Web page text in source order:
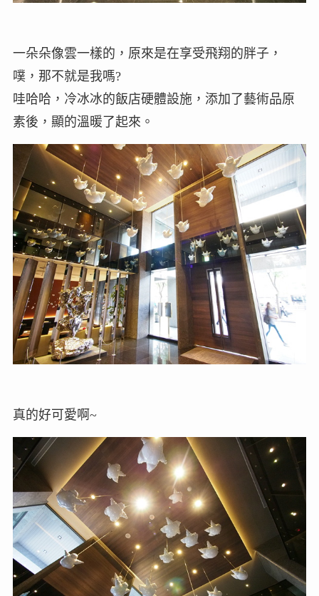
一朵朵像雲一樣的，原來是在享受飛翔的胖子，
噗，那不就是我嗎?
哇哈哈，冷冰冰的飯店硬體設施，添加了藝術品原
素後，顯的溫暖了起來。
真的好可愛啊~